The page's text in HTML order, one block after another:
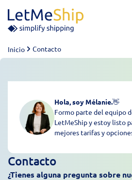
Inicio Contacto
Hola, soy Mélanie.👋
Formo parte del equipo
LetMeShip y estoy listo
mejores tarifas y
Contacto
¿Tienes alguna pregunta sobre